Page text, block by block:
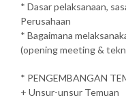
* Dasar pelaksanaan,
Perusahaan
* Bagaimana
(opening meeting &
* PENGEMBANGAN
+ Unsur-unsur Temuan